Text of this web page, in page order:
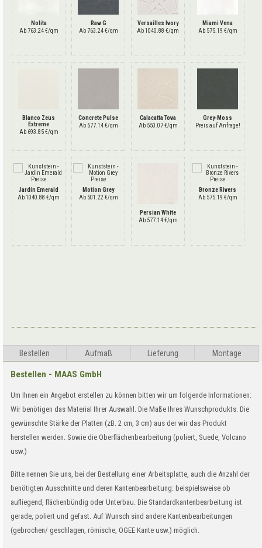
Nolita
Ab 763.24 €/qm
Raw G
Ab 763.24 €/qm
Versailles Ivory
Ab 1040.88 €/qm
Miami Vena
Ab 575.19 €/qm
Blanco Zeus
Extreme
Ab 693.85 €/qm
Concrete Pulse
Ab 577.14 €/qm
Calacatta Tova
Ab 550.07 €/qm
Grey-Moss
Preis auf Anfrage!
Jardin Emerald
Ab 1040.88 €/qm
Motion Grey
Ab 501.22 €/qm
Persian White
Ab 577.14 €/qm
Bronze Rivers
Ab 575.19 €/qm
Bestellen Aufmaß Lieferung Montage
Bestellen - MAAS GmbH
Um Ihnen ein Angebot erstellen zu können bitten wir um folgende Informationen:
Wir benötigen das Material Ihrer Auswahl. Die Maße Ihres Wunschprodukts. Die
gewünschte Stärke der Platten (zB. 2 cm, 3 cm) aus der wir das Produkt
herstellen werden. Sowie die Oberflächenbearbeitung (poliert, Suede, Volcano
usw.)
Bitte nennen Sie uns, bei der Bestellung einer Arbeitsplatte, auch die Anzahl der
benötigten Ausschnitte und deren Kantenbearbeitung: beispielsweise ob
aufliegend, flächenbündig oder Unterbau. Die Standardkantenbearbeitung ist
gerade, poliert und gefast. Auf Wunsch sind andere Kantenbearbeitungen
(gebrochen/ geschlagen, römische, OGEE Kante usw.) möglich.